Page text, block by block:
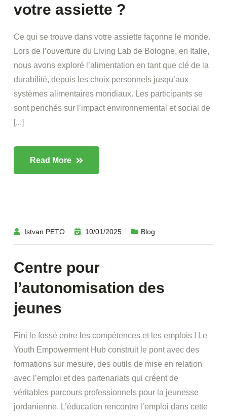
votre assiette ?
Ce qui se trouve dans votre assiette façonne le monde.
Lors de l’ouverture du Living Lab de Bologne, en Italie,
nous avons exploré l’alimentation en tant que clé de la
durabilité, depuis les choix personnels jusqu’aux
systèmes alimentaires mondiaux. Les participants se
sont penchés sur l’impact environnemental et social de
[...]
Read More
Istvan PETO 10/01/2025 Blog
Centre pour
l’autonomisation des
jeunes
Fini le fossé entre les compétences et les emplois ! Le
Youth Empowerment Hub construit le pont avec des
formations sur mesure, des outils de mise en relation
avec l’emploi et des partenariats qui créent de
véritables parcours professionnels pour la jeunesse
jordanienne. L’éducation rencontre l’emploi dans cette